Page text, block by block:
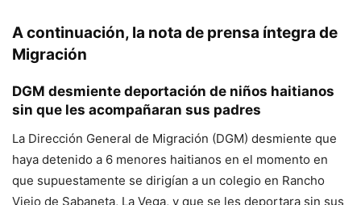
A continuación, la nota de prensa íntegra de
Migración
DGM desmiente deportación de niños haitianos
sin que les acompañaran sus padres
La Dirección General de Migración (DGM) desmiente que
haya detenido a 6 menores haitianos en el momento en
que supuestamente se dirigían a un colegio en Rancho
Viejo de Sabaneta, La Vega, y que se les deportara sin sus